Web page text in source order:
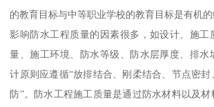
的教育目标与中等职业学校的教育目标是有机的
影响防水工程质量的因素很多，如设计、施工
量、施工环境、防水等级、防水层厚度、排水
计原则应遵循“放排结合、刚柔结合、节点密
防”。防水工程施工质量是通过防水材料以及